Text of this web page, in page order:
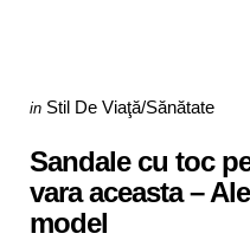
Categories
Posted
in Stil De Viaţă/Sănătate
Sandale cu toc
vara aceasta –
model